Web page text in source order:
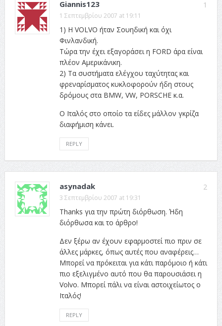
1
Giannis123
1 Σεπτεμβρίου 2007 at 19:11
1) Η VOLVO ήταν Σουηδική και όχι
Φινλανδική.
Τώρα την έχει εξαγοράσει η FORD άρα είναι
πλέον Αμερικάνικη.
2) Τα συστήματα ελέγχου ταχύτητας και
φρεναρίσματος κυκλοφορούν ήδη στους
δρόμους στα BMW, VW, PORSCHE κ.α.
Ο Ιταλός στο οποίο τα είδες μάλλον γκρίζα
διαφήμιση κάνει.
REPLY
2
asynadak
3 Σεπτεμβρίου 2007 at 19:31
Thanks για την πρώτη διόρθωση. Ήδη
διόρθωσα και το άρθρο!
Δεν ξέρω αν έχουν εφαρμοστεί πιο πριν σε
άλλες μάρκες, όπως αυτές που αναφέρεις…
Μπορεί να πρόκειται για κάτι παρόμοιο ή κάτι
πιο εξελιγμένο αυτό που θα παρουσιάσει η
Volvo. Μπορεί πάλι να είναι αστοιχείωτος ο
Ιταλός!
REPLY